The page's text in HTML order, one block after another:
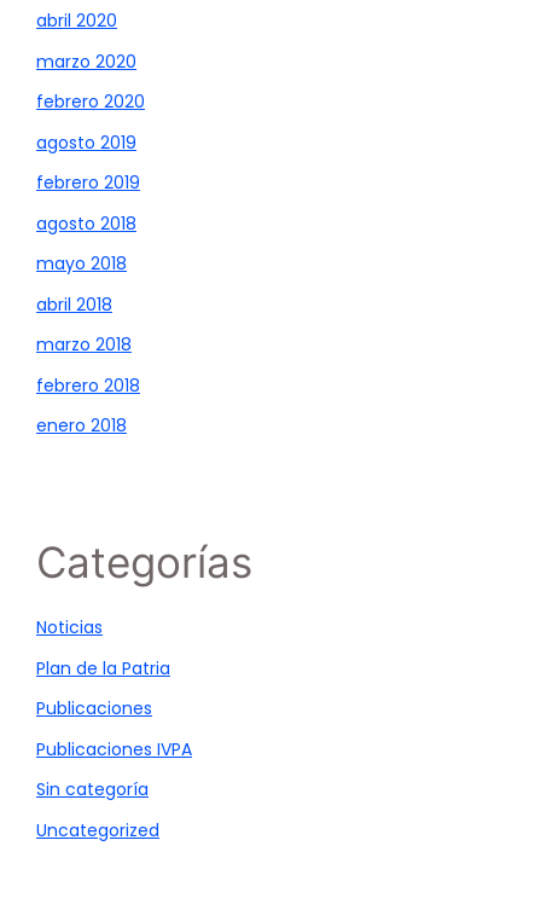
abril 2020
marzo 2020
febrero 2020
agosto 2019
febrero 2019
agosto 2018
mayo 2018
abril 2018
marzo 2018
febrero 2018
enero 2018
Categorías
Noticias
Plan de la Patria
Publicaciones
Publicaciones IVPA
Sin categoría
Uncategorized